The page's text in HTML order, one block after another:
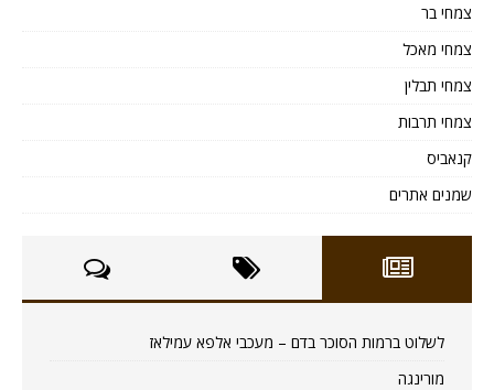
צמחי בר
צמחי מאכל
צמחי תבלין
צמחי תרבות
קנאביס
שמנים אתרים
לשלוט ברמות הסוכר בדם – מעכבי אלפא עמילאז
מורינגה